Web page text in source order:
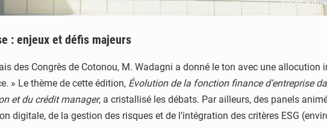
: enjeux et défis majeurs
des Congrès de Cotonou, M. Wadagni a donné le ton avec une
» Le thème de cette édition, Évolution de la fonction finance d’entreprise
et du crédit manager, a cristallisé les débats. Par ailleurs, des panels
digitale, de la gestion des risques et de l’intégration des critères ESG